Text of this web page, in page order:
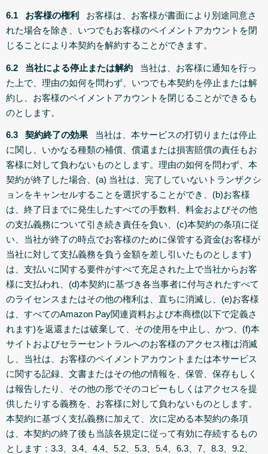
6.1 お客様の権利 お客様は、お客様が書面により別途同意さ
れた場合を除き、いつでもお客様のペイメントアカウントを閉
じることにより本契約を解約することができます。
6.2 当社による停止または解約 当社は、お客様に通知を行っ
た上で、理由の如何を問わず、いつでも本契約を停止または解
約し、お客様のペイメントアカウントを閉じることができるも
のとします。
6.3 契約終了の効果 当社は、本サービスの打切りまたは停止
に関し、いかなる種類の補償、償還または損害賠償の責任もお
客様に対して負わないものとします。理由の如何を問わず、本
契約が終了した場合、(a) 当社は、完了していないトランザクシ
ョンをキャンセルすることを選択することができ、(b)お客様
は、終了日までに発生したすべての手数料、料金およびその他
の支払義務について引き続き責任を負い、(c)本契約の条項に従
い、当社が終了の時点でお客様のために保管する資金(お客様が
当社に対して支払義務を負う金額を差し引いたものとします)
は、支払いに関する要件がすべて充足された上で当社からお客
様に支払われ、(d)本契約に基づき各当事者に付与されたすべて
のライセンスまたはその他の権利は、直ちに消滅し、(e)お客様
は、すべてのAmazon Pay関連資料および本商標(以下で定義さ
れます)を返還または破棄して、その使用を中止し、かつ、(f)本
サイトおよびセラーセントラルへのお客様のアクセス権は消滅
し、当社は、お客様のペイメントアカウントまたは本サービス
に関する記録、文書またはその他の情報を、保管、保存もしく
は報告したり、その他の形でそのコピーもしくはアクセスを提
供したりする義務を、お客様に対して負わないものとします。
本契約に基づく支払義務に加えて、次に定める本契約の条項
は、本契約の終了後も当該各規定に従って有効に存続するもの
とします：3.3、3.4、4.4、5.2、5.3、5.4、6.3、7、8.3、9.2、